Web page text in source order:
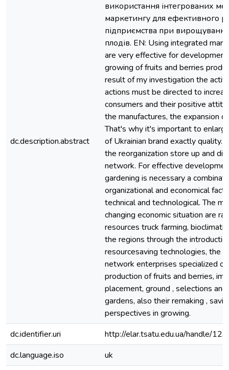
dc.description.abstract
використання інтегрованих
маркетингу для ефективного
підприємства при вирощуванні
плодів. EN: Using integrated
are very effective for
growing of fruits and berries
result of my investigation the
actions must be directed to
consumers and their positive
the manufactures, the expansion
That's why it's important to
of Ukrainian brand exactly quality.
the reorganization store up and
network. For effective
gardening is necessary a
organizational and economical
technical and technological. The
changing economic situation are
resources truck farming,
the regions through the
resourcesaving technologies, the
network enterprises specialized
production of fruits and berries,
placement, ground , selections
gardens, also their remaking ,
perspectives in growing.
dc.identifier.uri
http://elar.tsatu.edu.ua/handle/
dc.language.iso
uk